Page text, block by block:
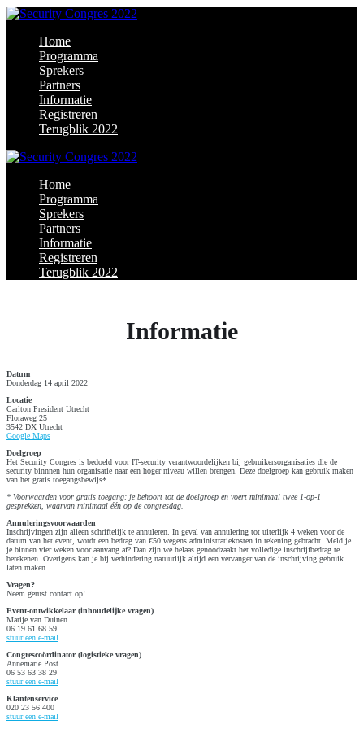
Home
Programma
Sprekers
Partners
Informatie
Registreren
Terugblik 2022
Home
Programma
Sprekers
Partners
Informatie
Registreren
Terugblik 2022
Informatie
Datum
Donderdag 14 april 2022
Locatie
Carlton President Utrecht
Floraweg 25
3542 DX Utrecht
Google Maps
Doelgroep
Het Security Congres is bedoeld voor IT-security verantwoordelijken bij gebruikersorganisaties die de
security binnnen hun organisatie naar een hoger niveau willen brengen. Deze doelgroep kan gebruik maken
van het gratis toegangsbewijs*.
* Voorwaarden voor gratis toegang: je behoort tot de doelgroep en voert minimaal twee 1-op-1
gesprekken, waarvan minimaal één op de congresdag.
Annuleringsvoorwaarden
Inschrijvingen zijn alleen schriftelijk te annuleren. In geval van annulering tot uiterlijk 4 weken voor de
datum van het event, wordt een bedrag van €50 wegens administratiekosten in rekening gebracht. Meld je
je binnen vier weken voor aanvang af? Dan zijn we helaas genoodzaakt het volledige inschrijfbedrag te
berekenen. Overigens kan je bij verhindering natuurlijk altijd een vervanger van de inschrijving gebruik
laten maken.
Vragen?
Neem gerust contact op!
Event-ontwikkelaar (inhoudelijke vragen)
Marije van Duinen
06 19 61 68 59
stuur een e-mail
Congrescoördinator (logistieke vragen)
Annemarie Post
06 53 63 38 29
stuur een e-mail
Klantenservice
020 23 56 400
stuur een e-mail